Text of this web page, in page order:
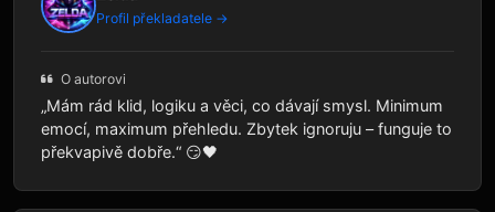
Profil překladatele →
O autorovi
„Mám rád klid, logiku a věci, co dávají smysl. Minimum
emocí, maximum přehledu. Zbytek ignoruju – funguje to
překvapivě dobře.“ 😏🖤